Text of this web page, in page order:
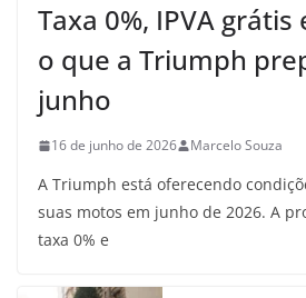
Taxa 0%, IPVA grátis
o que a Triumph
junho
16 de junho de 2026 Marcelo Souza
A Triumph está oferecendo
suas motos em junho de 2026. A
taxa 0% e